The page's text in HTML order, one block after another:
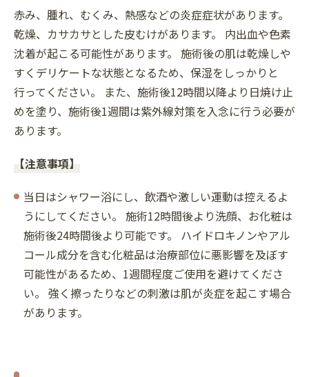
赤み、腫れ、むくみ、熱感などの炎症症状があります。
乾燥、カサカサとした皮むけがあります。 内出血や色素
沈着が起こる可能性があります。 施術後の肌は乾燥しや
すくデリケートな状態となるため、保湿をしっかりと
行ってください。 また、施術後12時間以降より日焼け止
めを塗り、施術後1週間は紫外線対策を入念に行う必要が
あります。
【注意事項】
当日はシャワー浴にし、飲酒や激しい運動は控えるよ
うにしてください。 施術12時間後より洗顔、お化粧は
施術後24時間後より可能です。 ハイドロキノンやアル
コール成分を含む化粧品は治療部位に悪影響を及ぼす
可能性があるため、1週間程度ご使用を避けてくださ
い。 強く擦ったりなどの刺激は肌が炎症を起こす場合
があります。